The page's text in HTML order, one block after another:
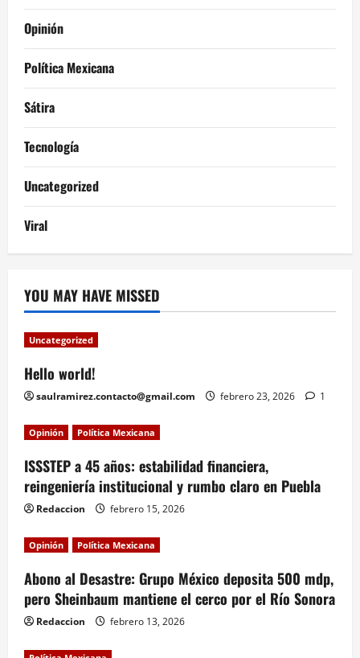
Opinión
Política Mexicana
Sátira
Tecnología
Uncategorized
Viral
YOU MAY HAVE MISSED
Uncategorized
Hello world!
saulramirez.contacto@gmail.com febrero 23, 2026 1
Opinión Política Mexicana
ISSSTEP a 45 años: estabilidad financiera,
reingeniería institucional y rumbo claro en Puebla
Redaccion febrero 15, 2026
Opinión Política Mexicana
Abono al Desastre: Grupo México deposita 500 mdp,
pero Sheinbaum mantiene el cerco por el Río Sonora
Redaccion febrero 13, 2026